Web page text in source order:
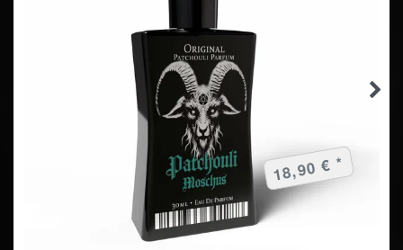
18,90 € *